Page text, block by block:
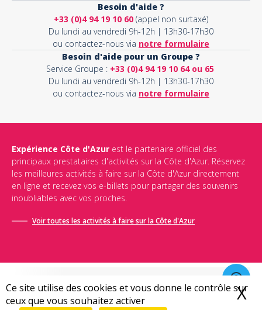
Ce site utilise des cookies et vous donne le contrôle sur
ceux que vous souhaitez activer
X
Besoin d'aide ?
+33 (0)4 94 19 10 60 (appel non surtaxé)
Du lundi au vendredi 9h-12h | 13h30-17h30
ou contactez-nous via notre formulaire
Besoin d'aide pour un Groupe ?
Service Groupe : +33 (0)4 94 19 10 64 ou 65
Du lundi au vendredi 9h-12h | 13h30-17h30
ou contactez-nous via notre formulaire
Expérience Côte d'Azur est le partenaire officiel des
principaux prestataires d'activités sur la Côte d'Azur. Réservez
les meilleures activités à faire sur la Côte d'Azur directement
en ligne et recevez vos e-billets pour partager des souvenirs
inoubliables avec vos proches.
Voir toutes les activités à faire sur la Côte d'Azur
Conditions générales de vente-Politique de confidentialité-